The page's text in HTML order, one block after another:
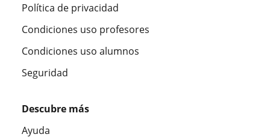
Política de privacidad
Condiciones uso profesores
Condiciones uso alumnos
Seguridad
Descubre más
Ayuda